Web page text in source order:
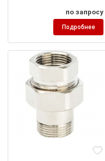
по запросу
Подробнее